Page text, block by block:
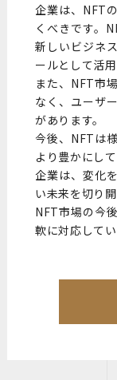
企業は、NFT
くべきです。
新しいビジネ
ールとして活
また、NFT市
なく、ユーザ
があります。
今後、NFTは
より豊かにし
企業は、変化
い未来を切り
NFT市場の今
軟に対応して